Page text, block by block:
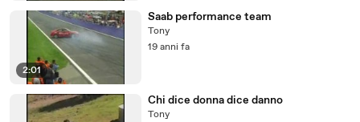
2:01
Saab performance team
Tony
19 anni fa
Chi dice donna dice danno
Tony